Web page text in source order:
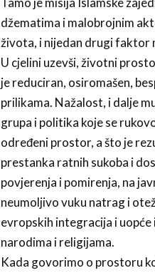
džematima i malobrojnim
života, i nijedan drugi faktor
U cjelini uzevši, životni
je reduciran, osiromašen,
prilikama. Nažalost, i dalje
grupa i politika koje se
određeni prostor, a što je
prestanka ratnih sukoba i
povjerenja i pomirenja, na
neumoljivo vuku natrag i
evropskih integracija i
narodima i religijama.
Kada govorimo o prostoru